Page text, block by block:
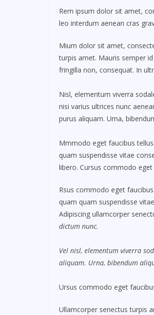
Rem ipsum dolor sit amet,
leo interdum aenean cras
Mium dolor sit amet,
turpis amet. Mauris semper
fringilla non, consequat. In
Nisl, elementum viverra
nisi varius ultrices nunc
purus aliquam. Urna,
Mmmodo eget faucibus
quam suspendisse vitae
libero. Cursus commodo
Rsus commodo eget
quam quam suspendisse
Adipiscing ullamcorper
dictum nunc.
Vel nisl, elementum viverra
aliquam. Urna, bibendum
Ursus commodo eget
Ullamcorper senectus turpis